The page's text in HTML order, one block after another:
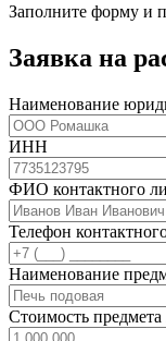
Заполните форму и
Заявка на
Наименование
ИНН
ФИО контактного
Телефон
Наименование
Стоимость предмета